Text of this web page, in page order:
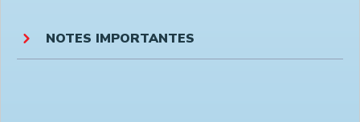
NOTES IMPORTANTES